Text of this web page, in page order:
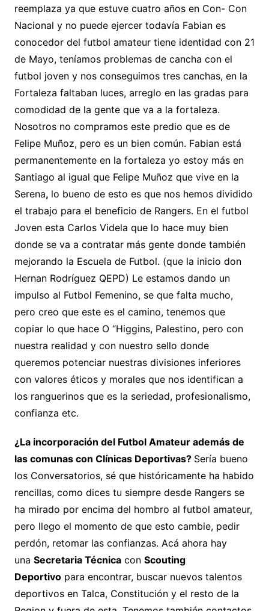
reemplaza ya que estuve cuatro años en Con- Con
Nacional y no puede ejercer todavía Fabian es
conocedor del futbol amateur tiene identidad con 21
de Mayo, teníamos problemas de cancha con el
futbol joven y nos conseguimos tres canchas, en la
Fortaleza faltaban luces, arreglo en las gradas para
comodidad de la gente que va a la fortaleza.
Nosotros no compramos este predio que es de
Felipe Muñoz, pero es un bien común. Fabian está
permanentemente en la fortaleza yo estoy más en
Santiago al igual que Felipe Muñoz que vive en la
Serena, lo bueno de esto es que nos hemos dividido
el trabajo para el beneficio de Rangers. En el futbol
Joven esta Carlos Videla que lo hace muy bien
donde se va a contratar más gente donde también
mejorando la Escuela de Futbol. (que la inicio don
Hernan Rodríguez QEPD) Le estamos dando un
impulso al Futbol Femenino, se que falta mucho,
pero creo que este es el camino, tenemos que
copiar lo que hace O “Higgins, Palestino, pero con
nuestra realidad y con nuestro sello donde
queremos potenciar nuestras divisiones inferiores
con valores éticos y morales que nos identifican a
los ranguerinos que es la seriedad, profesionalismo,
confianza etc.
¿La incorporación del Futbol Amateur además de
las comunas con Clínicas Deportivas? Sería bueno
los Conversatorios, sé que históricamente ha habido
rencillas, como dices tu siempre desde Rangers se
ha mirado por encima del hombro al futbol amateur,
pero llego el momento de que esto cambie, pedir
perdón, retomar las confianzas. Acá ahora hay
una Secretaria Técnicacon Scouting
Deportivopara encontrar, buscar nuevos talentos
deportivos en Talca, Constitución y el resto de la